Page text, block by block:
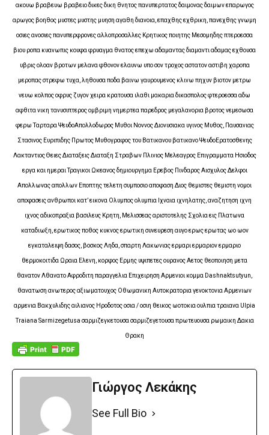
ακουω βραβευω βραβειο δικες δικη θνητος πανυπερτατος δαιμονας δαιμων επαρωγος
αρωγος βοηθος μυστες μυστης μυηση αγαθη διανοια, επαχθης εχθρικη, πανεχθης γνωμη
οσιες ανοσιες πανυπερφρονες αλλοπροσαλλες Κρητικος ποιητης Μεσομηδης πτεροεσσα
βιου ροπα κυανωπις κουφα φρυαγμα θνατος επεχω αδαμαντας διαμαντι αδαμας εχθουσα
υβρις ολοαν βροτων μελανα φθονον ελαυνω υπο σον τροχος αστατον αστιβη χαροπα
μεροπας στρεφω τυχα, ληθουσα ποδα βαινω γαυρουμενος κλινω πηχυν βιοτον μετρω
νευω κολπος οφρυς ζυγον χειρα κρατουσα ιλαθι μακαρια δικασπολος φτεροεσσα αδω
αφθιτα νικη τανυσιπτερος ομβριμη νημερτεα παρεδρος μεγαλανορια βροτος νεμεσωσα
φερω Ταρταρα ΨευδοΑπολλοδωρος Μυθοι Νοννος Διονυσιακα υγινος Μυθος, Παυσανιας
Στασινος Ευριπιδης Πρωτος Μυθογραφος του Βατικανου βατικανο ΨευδοΕρατοσθενης
Λακταντιος Θειες Διαταξεις Διαταξη Στραβων Πλινιος Μελεαγρος Επιγραμματα Ησιοδος
εργα και ημεραι Τραγικοι Ωκεανος δημιουργημα Ερεβος Πινδαρος Αισχυλος Δελφοι
Απολλωνας απολλων Εποπτης τελετη συμποσιο αποφαση Διος θεμιστες θεμιστη νομοι
αποφασεις ανθρωποι κατ’ εικονα Ολυμπος ολυμπια Ιχναια ιχνηλατης, αναζητηση ιχνη
ιχνος αδικοπραξια βασιλευς Κρητη, Μελισσεας αριστοτελης Σχολια εις Πλατωνα
καταδιωξη, ερωτικος ποθος κυκνος ερωτικη συνευρεση αυγο ερως ερωτας ωο ωον
εγκαταλειψη δασος, βοσκος Ληδα, σπαρτη Λακωνιας ερμαρι ερμαριον ερμαριο
θερμοκοιτιδα Ωραια Ελενη, κορφος Ερμης υψιπετες ουρανος Αετος θεοποιηση μετα
θανατον Λθανατο Αφροδιτη παραγγελια Επιχειρηση Αρμενιοι κομμα Dashnaktsutyun,
θανατωση ανωτερος αξιωματουχος Οθωμανικη Αυτοκρατορια γενοκτονια Αρμενιων
αρμενια Βακχυλιδης αιλιανος Ηροδοτος οσια / οσιη θεικος ωοτοκια ουλπια τραιανα Ulpia
Traiana Sarmizegetusa σαρμιζεγκετουσα σαρμιζεγετουσα πρωτευουσα ρωμαικη Δακια
Θρακη
Γιώργος Λεκάκης
See Full Bio